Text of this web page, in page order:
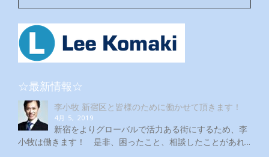
☆最新情報☆
李小牧 新宿区と皆様のために働かせて頂きます！
4月 5, 2019
新宿をよりグローバルで活力ある街にするため、李
小牧は働きます！ 是非、困ったこと、相談したことがあれ...